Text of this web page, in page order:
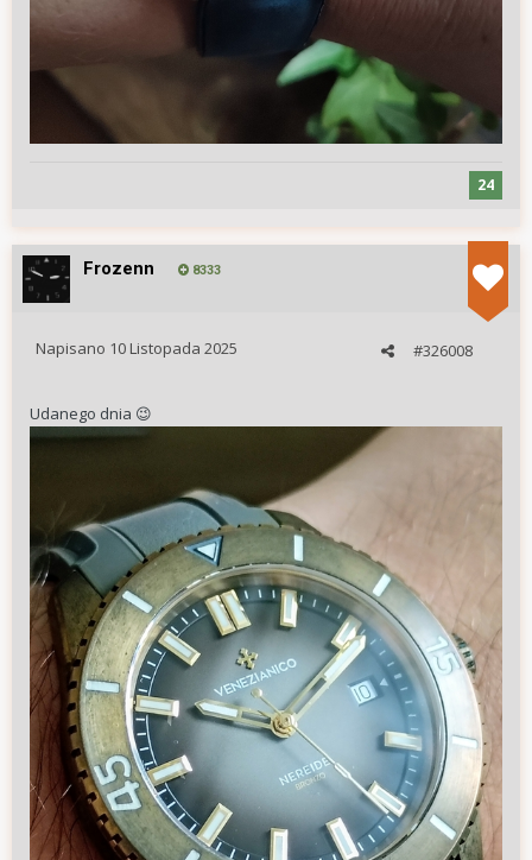
24
Frozenn 8333
#326008
Napisano 10 Listopada 2025
Udanego dnia 😉